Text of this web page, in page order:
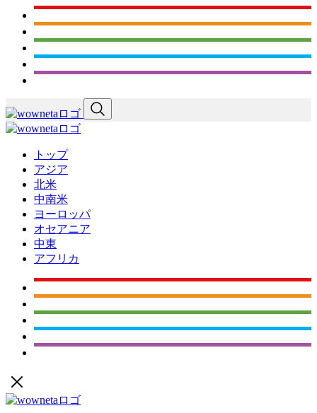
トップ
アジア
北米
中南米
ヨーロッパ
オセアニア
中東
アフリカ